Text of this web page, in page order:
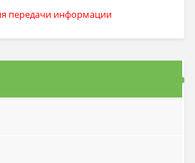
передачи информации